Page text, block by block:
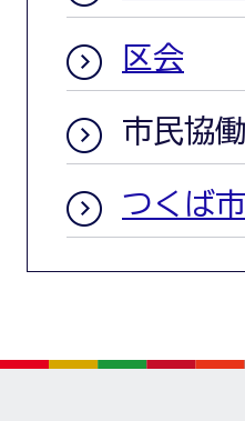
区会
市民協働
つくば